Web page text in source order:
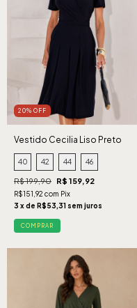
20% OFF
Vestido Cecilia Liso Preto
40 42 44 46
R$ 199,90 R$ 159,92
R$151,92 com Pix
3 x de R$53,31 sem juros
COMPRAR